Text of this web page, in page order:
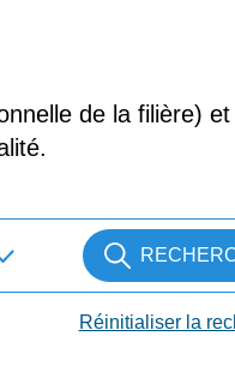
de la filière) et
Réinitialiser la